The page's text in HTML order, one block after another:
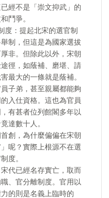
經不是「崇文抑武」的
鬥爭。
度：提起北宋的選官制
制，但這是為國家選拔
非。但除此以外，宋朝
徑，如蔭補、磨堪、請
最大的一條就是蔭補。
子弟，甚至親屬都能夠
入仕資格。這也為官員
有甚者位列館閣多年以
達數十人。
創，為什麼偏偏在宋朝
呢？實際上根源不在選
度。
代已經名存實亡，取而
、官分離制度。官用以
的則是名義上臨時的